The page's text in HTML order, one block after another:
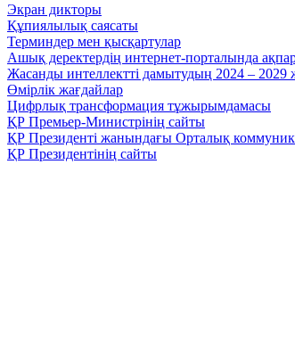
Экран дикторы
Құпиялылық саясаты
Терминдер мен қысқартулар
Ашық деректердің интернет-порталында
Жасанды интеллектті дамытудың 2024 –
Өмірлік жағдайлар
Цифрлық трансформация тұжырымдамасы
ҚР Премьер-Министрінің сайты
ҚР Президенті жанындағы Орталық
ҚР Президентінің сайты